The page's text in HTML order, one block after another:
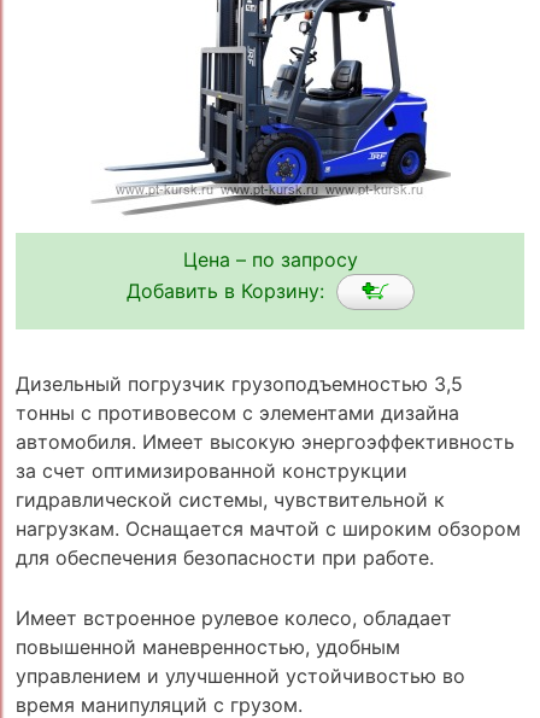
Цена – по запросу
Добавить в Корзину:
Дизельный погрузчик грузоподъемностью 3,5
тонны с противовесом с элементами дизайна
автомобиля. Имеет высокую энергоэффективность
за счет оптимизированной конструкции
гидравлической системы, чувствительной к
нагрузкам. Оснащается мачтой с широким обзором
для обеспечения безопасности при работе.
Имеет встроенное рулевое колесо, обладает
повышенной маневренностью, удобным
управлением и улучшенной устойчивостью во
время манипуляций с грузом.